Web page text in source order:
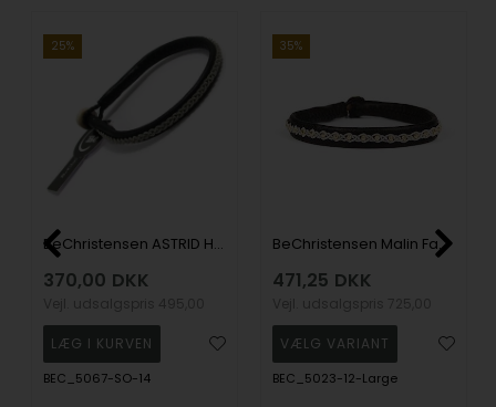
25%
BeChristensen ASTRID Håndflettet Samer Armbånd i sort, 14 cm (barn)
370,00 DKK
BEC_5067-SO-14
35%
BeChristensen Malin Facet GP Black tin/sterling sølv armbånd , model BEC_5023-12
471,25 DKK
BEC_5023-12-Large